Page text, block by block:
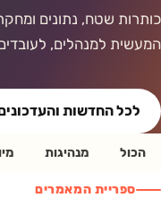
כותרות שטח, נתונים
המעשית למנהלים,
לכל החדשות
הכול מנהיגות
ספריית המאמרים